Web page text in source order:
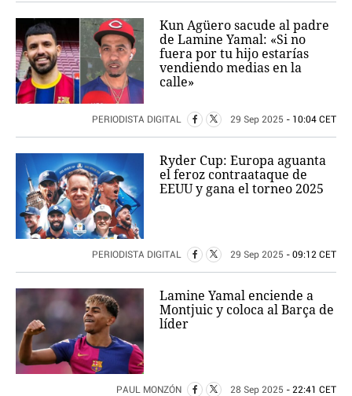
Kun Agüero sacude al padre
de Lamine Yamal: «Si no
fuera por tu hijo estarías
vendiendo medias en la
calle»
PERIODISTA DIGITAL 29 Sep 2025 - 10:04 CET
Ryder Cup: Europa aguanta
el feroz contraataque de
EEUU y gana el torneo 2025
PERIODISTA DIGITAL 29 Sep 2025 - 09:12 CET
Lamine Yamal enciende a
Montjuic y coloca al Barça de
líder
PAUL MONZÓN 28 Sep 2025 - 22:41 CET